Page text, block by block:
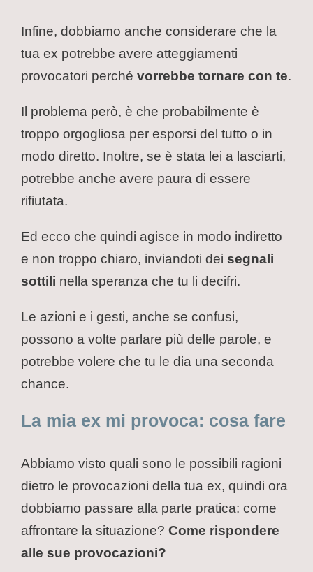
Infine, dobbiamo anche considerare che la
tua ex potrebbe avere atteggiamenti
provocatori perché vorrebbe tornare con te.
Il problema però, è che probabilmente è
troppo orgogliosa per esporsi del tutto o in
modo diretto. Inoltre, se è stata lei a lasciarti,
potrebbe anche avere paura di essere
rifiutata.
Ed ecco che quindi agisce in modo indiretto
e non troppo chiaro, inviandoti dei segnali
sottili nella speranza che tu li decifri.
Le azioni e i gesti, anche se confusi,
possono a volte parlare più delle parole, e
potrebbe volere che tu le dia una seconda
chance.
La mia ex mi provoca: cosa fare
Abbiamo visto quali sono le possibili ragioni
dietro le provocazioni della tua ex, quindi ora
dobbiamo passare alla parte pratica: come
affrontare la situazione? Come rispondere
alle sue provocazioni?